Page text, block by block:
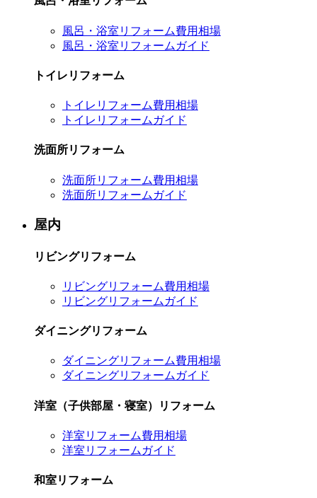
風呂・浴室リフォーム費用相場
風呂・浴室リフォームガイド
トイレリフォーム
トイレリフォーム費用相場
トイレリフォームガイド
洗面所リフォーム
洗面所リフォーム費用相場
洗面所リフォームガイド
屋内
リビングリフォーム
リビングリフォーム費用相場
リビングリフォームガイド
ダイニングリフォーム
ダイニングリフォーム費用相場
ダイニングリフォームガイド
洋室（子供部屋・寝室）リフォーム
洋室リフォーム費用相場
洋室リフォームガイド
和室リフォーム